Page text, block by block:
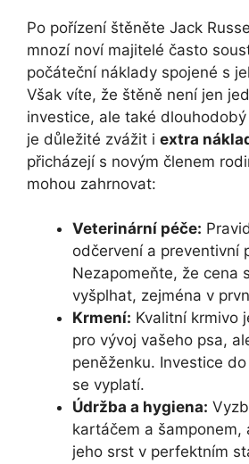
Po pořízení štěněte Jack
mnozí noví majitelé často
počáteční náklady spojené s
Však víte, že štěně není jen
investice, ale také
je důležité zvážit i extra
přicházejí s novým členem
mohou zahrnovat:
Veterinární péče:
odčervení a preventivní
Nezapomeňte, že cena
vyšplhat, zejména v
Krmení: Kvalitní krmivo
pro vývoj vašeho psa,
peněženku. Investice
se vyplatí.
Údržba a hygiena:
kartáčem a šamponem,
jeho srst v perfektním